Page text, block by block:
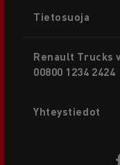
Tietosuoja
Renault Trucks
00800 1234 2424
Yhteystiedot